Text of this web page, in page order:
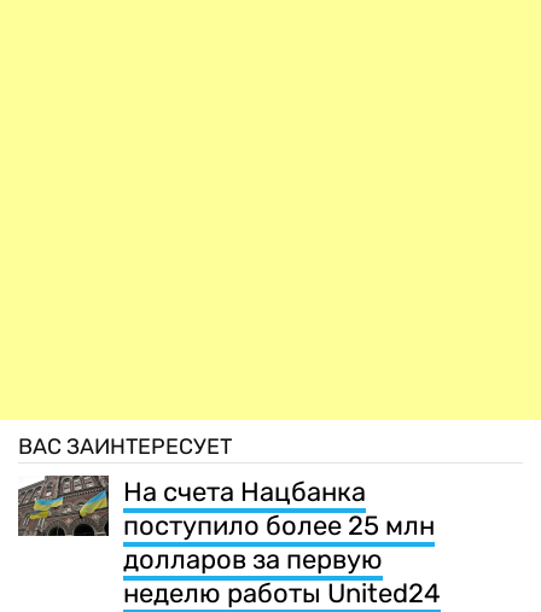
ВАС ЗАИНТЕРЕСУЕТ
На счета Нацбанка
поступило более 25 млн
долларов за первую
неделю работы United24